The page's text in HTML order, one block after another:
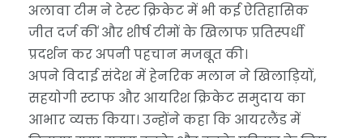
अलावा टीम ने टेस्ट क्रिकेट में भी कई ऐतिहासिक
जीत दर्ज कीं और शीर्ष टीमों के खिलाफ प्रतिस्पर्धी
प्रदर्शन कर अपनी पहचान मजबूत की।
अपने विदाई संदेश में हेनरिक मलान ने खिलाड़ियों,
सहयोगी स्टाफ और आयरिश क्रिकेट समुदाय का
आभार व्यक्त किया। उन्होंने कहा कि आयरलैंड में